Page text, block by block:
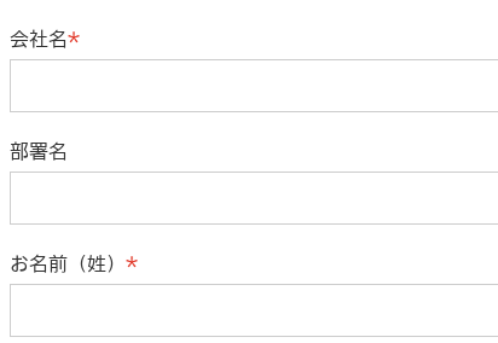
会社名
部署名
お名前（姓）